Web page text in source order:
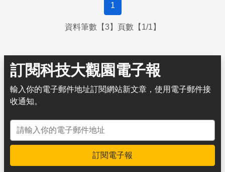
1
資料筆數【3】頁數【1/1】
訂閱科技大觀園電子報
輸入你的電子郵件地址訂閱網站新文章，使用電子郵件接
收通知。
電子郵件地址
訂閱電子報